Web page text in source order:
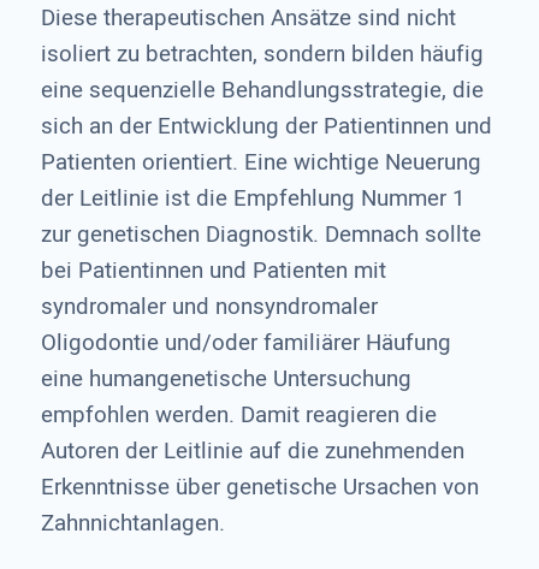
Diese therapeutischen Ansätze sind nicht
isoliert zu betrachten, sondern bilden häufig
eine sequenzielle Behandlungsstrategie, die
sich an der Entwicklung der Patientinnen und
Patienten orientiert. Eine wichtige Neuerung
der Leitlinie ist die Empfehlung Nummer 1
zur genetischen Diagnostik. Demnach sollte
bei Patientinnen und Patienten mit
syndromaler und nonsyndromaler
Oligodontie und/oder familiärer Häufung
eine humangenetische Untersuchung
empfohlen wer­den. Damit reagieren die
Autoren der Leitlinie auf die zunehmenden
Erkenntnisse über genetische Ursachen von
Zahnnichtanlagen.